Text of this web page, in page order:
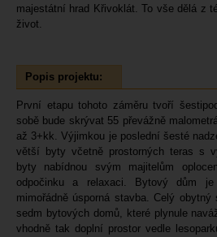
majestátní hrad Křivoklát. To vše dělá z
život.
Popis projektu:
První etapu tohoto záměru tvoří
sobě bude skrývat 55 převážně
až 3+kk. Výjimkou je poslední šesté
větší byty včetně prostorných teras s
byty nabídnou svým majitelům
odpočinku a relaxaci. Bytový dům
mimořádně úsporná stavba. Celý
sedm bytových domů, které plynule
vhodně tak doplní prostor vedle